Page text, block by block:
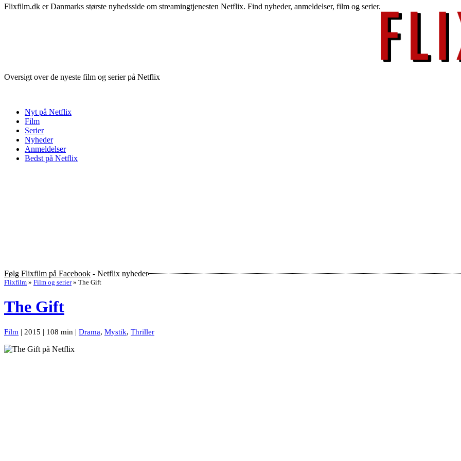
Flixfilm.dk er Danmarks største nyhedsside om streamingtjenesten Netflix. Find nyheder, anmeldelser, film og serier.
Oversigt over de nyeste film og serier på Netflix
Nyt på Netflix
Film
Serier
Nyheder
Anmeldelser
Bedst på Netflix
Følg Flixfilm på Facebook - Netflix nyheder
Flixfilm » Film og serier » The Gift
The Gift
Film | 2015 | 108 min | Drama, Mystik, Thriller